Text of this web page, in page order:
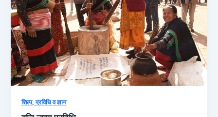
शिल्प, प्रविधि व ज्ञान